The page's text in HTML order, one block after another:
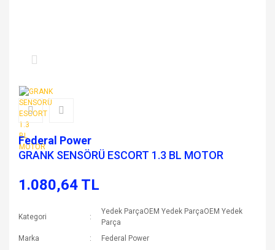
Federal Power
GRANK SENSÖRÜ ESCORT 1.3 BL MOTOR
1.080,64 TL
Kategori
Yedek ParçaOEM Yedek ParçaOEM Yedek
Parça
Marka
Federal Power